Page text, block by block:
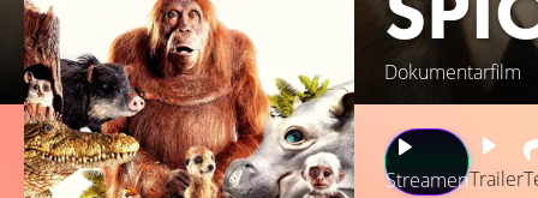
Dokumentarfilm
StreamenTrailer